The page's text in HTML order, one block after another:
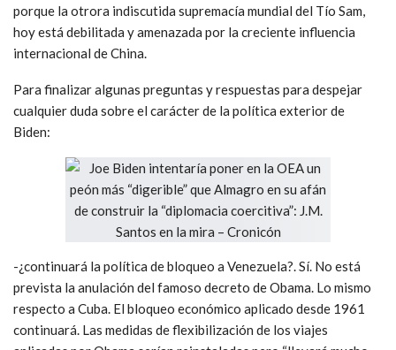
porque la otrora indiscutida supremacía mundial del Tío Sam,
hoy está debilitada y amenazada por la creciente influencia
internacional de China.
Para finalizar algunas preguntas y respuestas para despejar
cualquier duda sobre el carácter de la política exterior de
Biden:
-¿continuará la política de bloqueo a Venezuela?. Sí. No está
prevista la anulación del famoso decreto de Obama. Lo mismo
respecto a Cuba. El bloqueo económico aplicado desde 1961
continuará. Las medidas de flexibilización de los viajes